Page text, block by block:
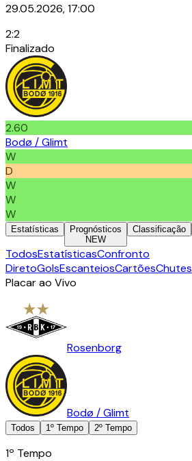
29.05.2026, 17:00
2:2
Finalizado
2.60
Bodø / Glimt
W
D
W
W
W
Estatísticas
Prognósticos
NEW
Classificação
TodosEstatísticasConfronto
DiretoGolsEscanteiosCartõesChutes
Placar ao Vivo
Rosenborg
Bodø / Glimt
Todos 1º Tempo 2º Tempo
1º Tempo